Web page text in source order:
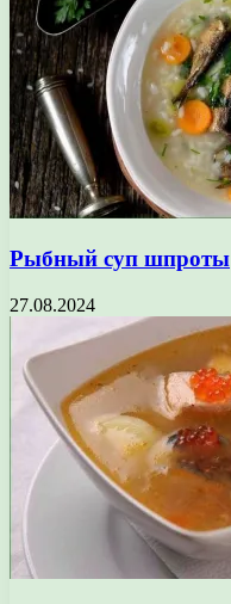
Рыбный суп шпроты
27.08.2024